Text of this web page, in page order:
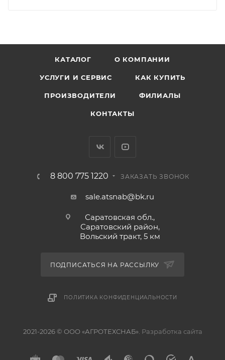
КАТАЛОГ О КОМПАНИИ
УСЛУГИ И СЕРВИС КАК КУПИТЬ
ПРОИЗВОДИТЕЛИ ФИЛИАЛЫ
КОНТАКТЫ
8 800 775 1220 ЗАКАЗАТЬ ЗВОНОК
sale.atsnab@bk.ru
Саратовская обл.,
Саратовский район,
Вольский тракт, 5 км
ПОДПИСАТЬСЯ НА РАССЫЛКУ
ПОЛИТИКА КОНФИДЕНЦИАЛЬНОСТИ
2021-2026 © ООО «АГРОТЕХСНАБ». Разработка сайта